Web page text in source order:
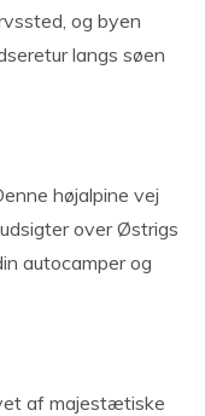
og byen
langs søen
højalpine vej
over Østrigs
autocamper og
af majestætiske